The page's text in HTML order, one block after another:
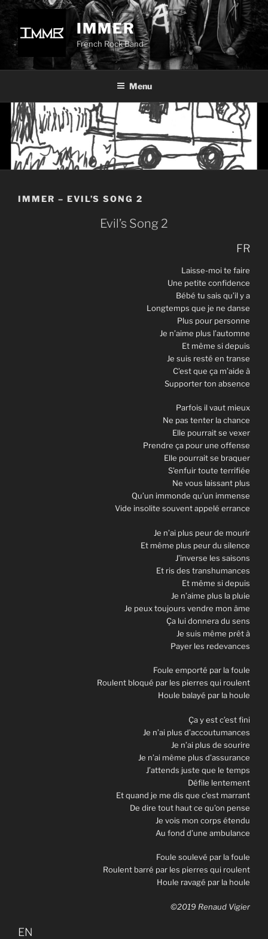
Aller
au
contenu
principal
IMMER
French Rock Band
Menu
IMMER – EVIL’S SONG 2
Evil’s Song 2
FR
Laisse-moi te faire
Une petite confidence
Bébé tu sais qu’il y a
Longtemps que je ne danse
Plus pour personne
Je n’aime plus l’automne
Et même si depuis
Je suis resté en transe
C’est que ça m’aide à
Supporter ton absence
Parfois il vaut mieux
Ne pas tenter la chance
Elle pourrait se vexer
Prendre ça pour une offense
Elle pourrait se braquer
S’enfuir toute terrifiée
Ne vous laissant plus
Qu’un immonde qu’un immense
Vide insolite souvent appelé errance
Je n’ai plus peur de mourir
Et même plus peur du silence
J’inverse les saisons
Et ris des transhumances
Et même si depuis
Je n’aime plus la pluie
Je peux toujours vendre mon âme
Ça lui donnera du sens
Je suis même prêt à
Payer les redevances
Foule emporté par la foule
Roulent bloqué par les pierres qui roulent
Houle balayé par la houle
Ça y est c’est fini
Je n’ai plus d’accoutumances
Je n’ai plus de sourire
Je n’ai même plus d’assurance
J’attends juste que le temps
Défile lentement
Et quand je me dis que c’est marrant
De dire tout haut ce qu’on pense
Je vois mon corps étendu
Au fond d’une ambulance
Foule soulevé par la foule
Roulent barré par les pierres qui roulent
Houle ravagé par la houle
©2019 Renaud Vigier
EN